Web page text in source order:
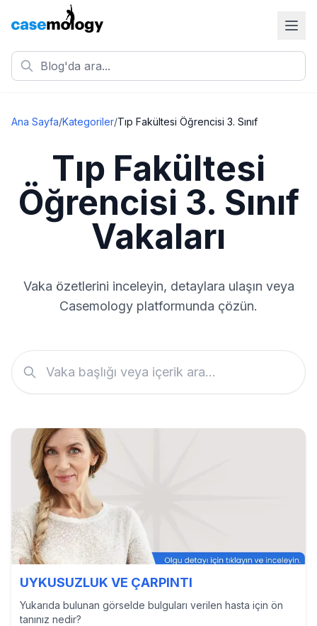
Ana Sayfa/Kategoriler/Tıp Fakültesi Öğrencisi 3. Sınıf
Tıp Fakültesi
Öğrencisi 3. Sınıf
Vakaları
Vaka özetlerini inceleyin, detaylara ulaşın veya
Casemology platformunda çözün.
UYKUSUZLUK VE ÇARPINTI
Yukarıda bulunan görselde bulguları verilen hasta için ön
tanınız nedir?